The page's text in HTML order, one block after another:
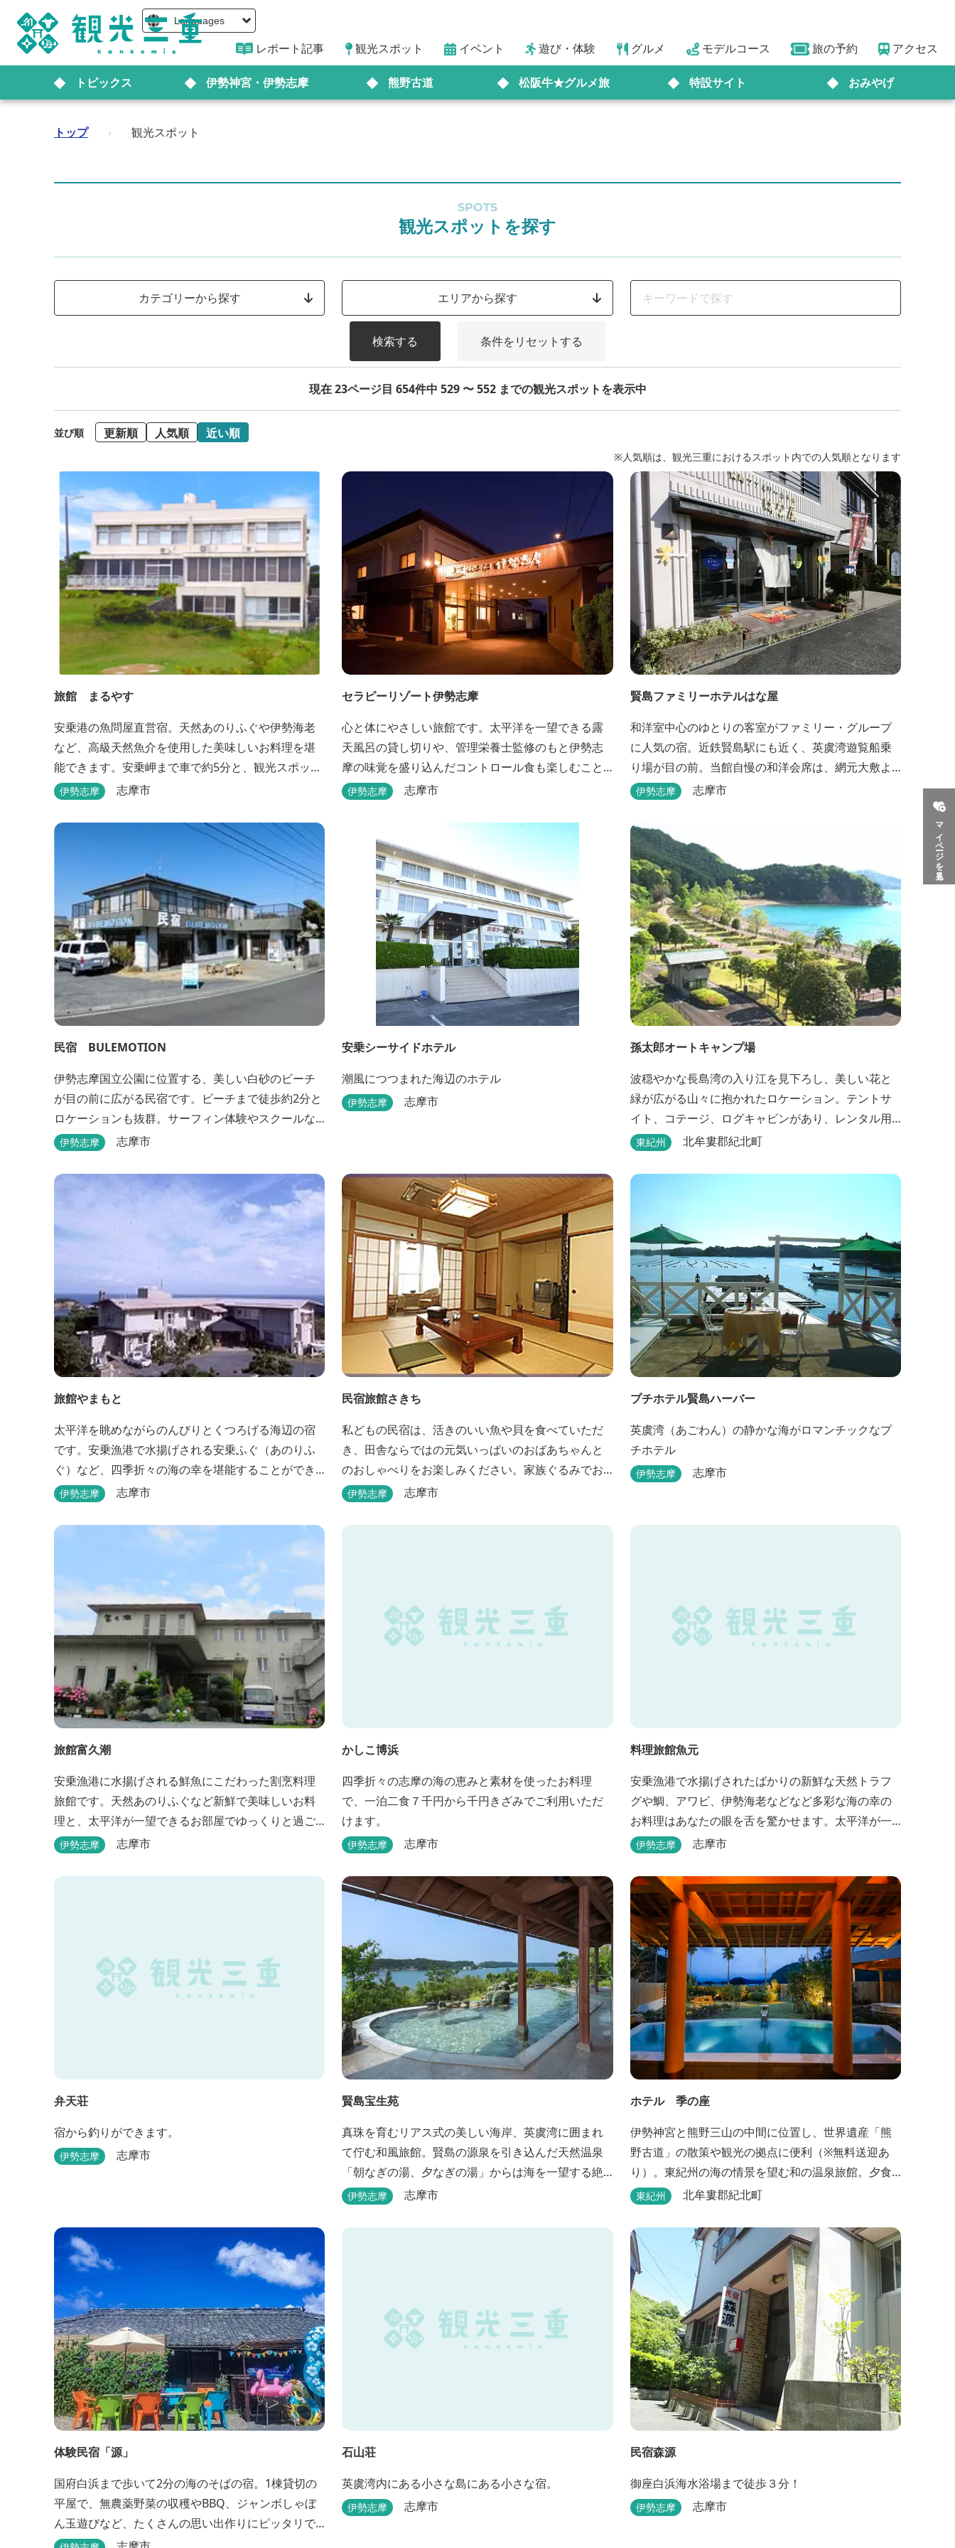
Languages
レポート記事 観光スポット イベント 遊び・体験 グルメ モデルコース 旅の予約 アクセス
トピックス 伊勢神宮・伊勢志摩 熊野古道 松阪牛★グルメ旅 特設サイト おみやげ
マイページを見る
トップ › 観光スポット
SPOTS
観光スポットを探す
カテゴリーから探す エリアから探す
検索する 条件をリセットする
現在 23ページ目 654件中 529 〜 552 までの観光スポットを表示中
並び順 更新順 人気順 近い順
※人気順は、観光三重におけるスポット内での人気順となります
旅館 まるやす
安乗港の魚問屋直営宿。天然あのりふぐや伊勢海老
など、高級天然魚介を使用した美味しいお料理を堪
能できます。安乗岬まで車で約5分と、観光スポット
へのアクセスも良好です。
伊勢志摩 志摩市
セラピーリゾート伊勢志摩
心と体にやさしい旅館です。太平洋を一望できる露
天風呂の貸し切りや、管理栄養士監修のもと伊勢志
摩の味覚を盛り込んだコントロール食も楽しむこと
ができます。
伊勢志摩 志摩市
賢島ファミリーホテルはな屋
和洋室中心のゆとりの客室がファミリー・グループ
に人気の宿。近鉄賢島駅にも近く、英虞湾遊覧船乗
り場が目の前。当館自慢の和洋会席は、網元大敷よ
り直送。新鮮な海の幸を味わえます。
伊勢志摩 志摩市
民宿 BULEMOTION
伊勢志摩国立公園に位置する、美しい白砂のビーチ
が目の前に広がる民宿です。ビーチまで徒歩約2分と
ロケーションも抜群。サーフィン体験やスクールな
どもあります。
伊勢志摩 志摩市
安乗シーサイドホテル
潮風につつまれた海辺のホテル
伊勢志摩 志摩市
孫太郎オートキャンプ場
波穏やかな長島湾の入り江を見下ろし、美しい花と
緑が広がる山々に抱かれたロケーション。テントサ
イト、コテージ、ログキャビンがあり、レンタル用
品まで完備する、、四つ星キャンプ場。 初心者の方
に広がる海で、釣り、磯遊び、シーカヤックなど、
東紀州 北牟婁郡紀北町
旅館やまもと
太平洋を眺めながらのんびりとくつろげる海辺の宿
です。安乗漁港で水揚げされる安乗ふぐ（あのりふ
ぐ）など、四季折々の海の幸を堪能することができ
ます。
伊勢志摩 志摩市
民宿旅館さきち
私どもの民宿は、活きのいい魚や貝を食べていただ
き、田舎ならではの元気いっぱいのおばあちゃんと
のおしゃべりをお楽しみください。家族ぐるみでお
世話させていただきます！
伊勢志摩 志摩市
プチホテル賢島ハーバー
英虞湾（あごわん）の静かな海がロマンチックなプ
チホテル
伊勢志摩 志摩市
旅館富久潮
安乗漁港に水揚げされる鮮魚にこだわった割烹料理
旅館です。天然あのりふぐなど新鮮で美味しいお料
理と、太平洋が一望できるお部屋でゆっくりと過ご
せます。
伊勢志摩 志摩市
かしこ博浜
四季折々の志摩の海の恵みと素材を使ったお料理
で、一泊二食７千円から千円きざみでご利用いただ
けます。
伊勢志摩 志摩市
料理旅館魚元
安乗漁港で水揚げされたばかりの新鮮な天然トラフ
グや鯛、アワビ、伊勢海老などなど多彩な海の幸の
お料理はあなたの眼を舌を驚かせます。太平洋が一
望できる静かな宿。
伊勢志摩 志摩市
弁天荘
宿から釣りができます。
伊勢志摩 志摩市
賢島宝生苑
真珠を育むリアス式の美しい海岸、英虞湾に囲まれ
て佇む和風旅館。賢島の源泉を引き込んだ天然温泉
「朝なぎの湯、夕なぎの湯」からは海を一望する絶
景を愉しめる。また、夕食では海の幸を中心とした
伊勢志摩 志摩市
ホテル 季の座
伊勢神宮と熊野三山の中間に位置し、世界遺産「熊
野古道」の散策や観光の拠点に便利（※無料送迎あ
り）。東紀州の海の情景を望む和の温泉旅館。夕食
は地元特産の新鮮な旬の魚介をお造りのプリフィッ
しむ朝食バイキングが好評です。お仲間同士、そし
てご家族で、さまざまな寛ぎの時間をお楽しみくだ
さい。 「きほく千年温泉」を自家源泉とした温泉大
浴場棟には男女別に内湯...
東紀州 北牟婁郡紀北町
体験民宿「源」
国府白浜まで歩いて2分の海のそばの宿。1棟貸切の
平屋で、無農薬野菜の収穫やBBQ、ジャンボしゃぼ
ん玉遊びなど、たくさんの思い出作りにピッタリで
す。
石山荘
英虞湾内にある小さな島にある小さな宿。
伊勢志摩 志摩市
民宿森源
御座白浜海水浴場まで徒歩３分！
伊勢志摩 志摩市